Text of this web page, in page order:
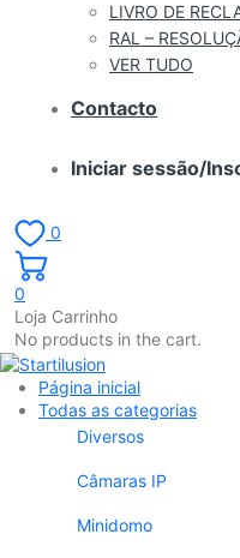
LIVRO DE
RAL –
VER TUDO
Contacto
Iniciar sessão/
0
0
Loja Carrinho
No products in the cart.
Página inicial
Todas as categorias
Diversos
Câmaras IP
Minidomo